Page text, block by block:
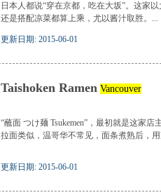
日本人都说“穿在京都，吃在大坂”。这家
还是搭配凉菜都算上乘，尤以酱汁取胜。...
更新日期: 2015-06-01
Taishoken Ramen Vancouver
“蘸面 つけ麺 Tsukemen”，最初就是这家
拉面类似，温哥华不常见，面条煮熟后，
更新日期: 2015-06-01